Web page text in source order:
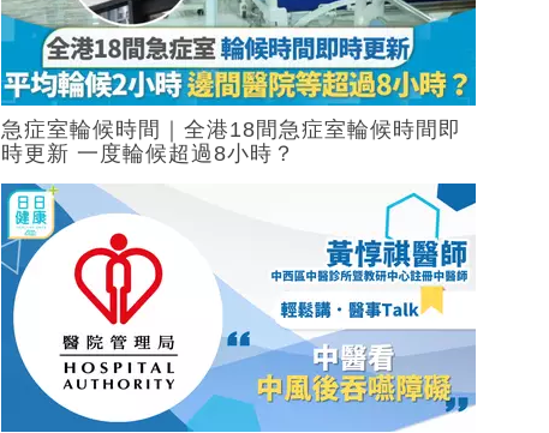
急症室輪候時間｜全港18間急症室輪候時間即
時更新 一度輪候超過8小時？